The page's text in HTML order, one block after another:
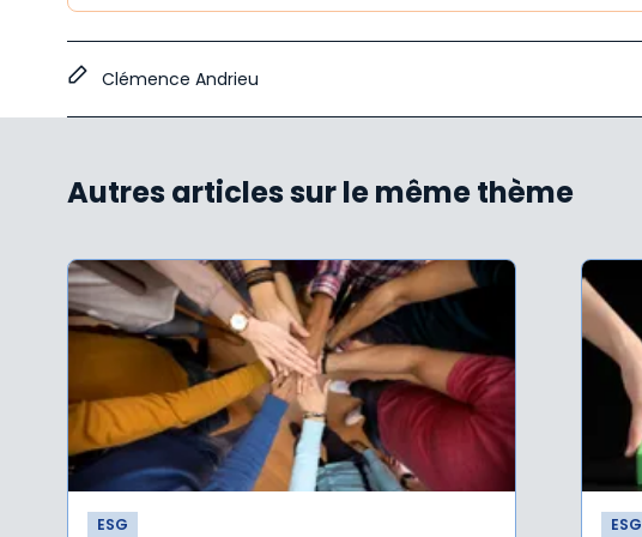
Clémence Andrieu
Autres articles sur le même thème
ESG ESG